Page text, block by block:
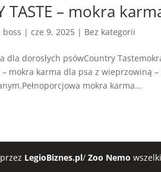
TASTE – mokra
boss |cze 9, 2025 | Bez kategorii
dla dorosłych psówCountry
– mokra karma dla psa z
mokra karma...
LegioBiznes.pl/Zoo Nemo